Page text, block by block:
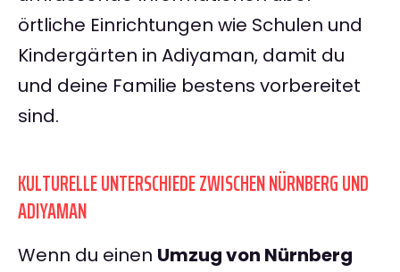
örtliche Einrichtungen wie Schulen und
Kindergärten in Adiyaman, damit du
und deine Familie bestens vorbereitet
sind.
KULTURELLE UNTERSCHIEDE ZWISCHEN NÜRNBERG UND
ADIYAMAN
Wenn du einen Umzug von Nürnberg